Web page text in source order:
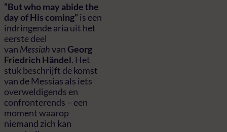
“But who may abide the
day of His coming” is een
indringende aria uit het
eerste deel
van MessiahvanGeorg
Friedrich Händel. Het
stuk beschrijft de komst
van de Messias als iets
overweldigends en
confronterends – een
moment waarop
niemand zich kan